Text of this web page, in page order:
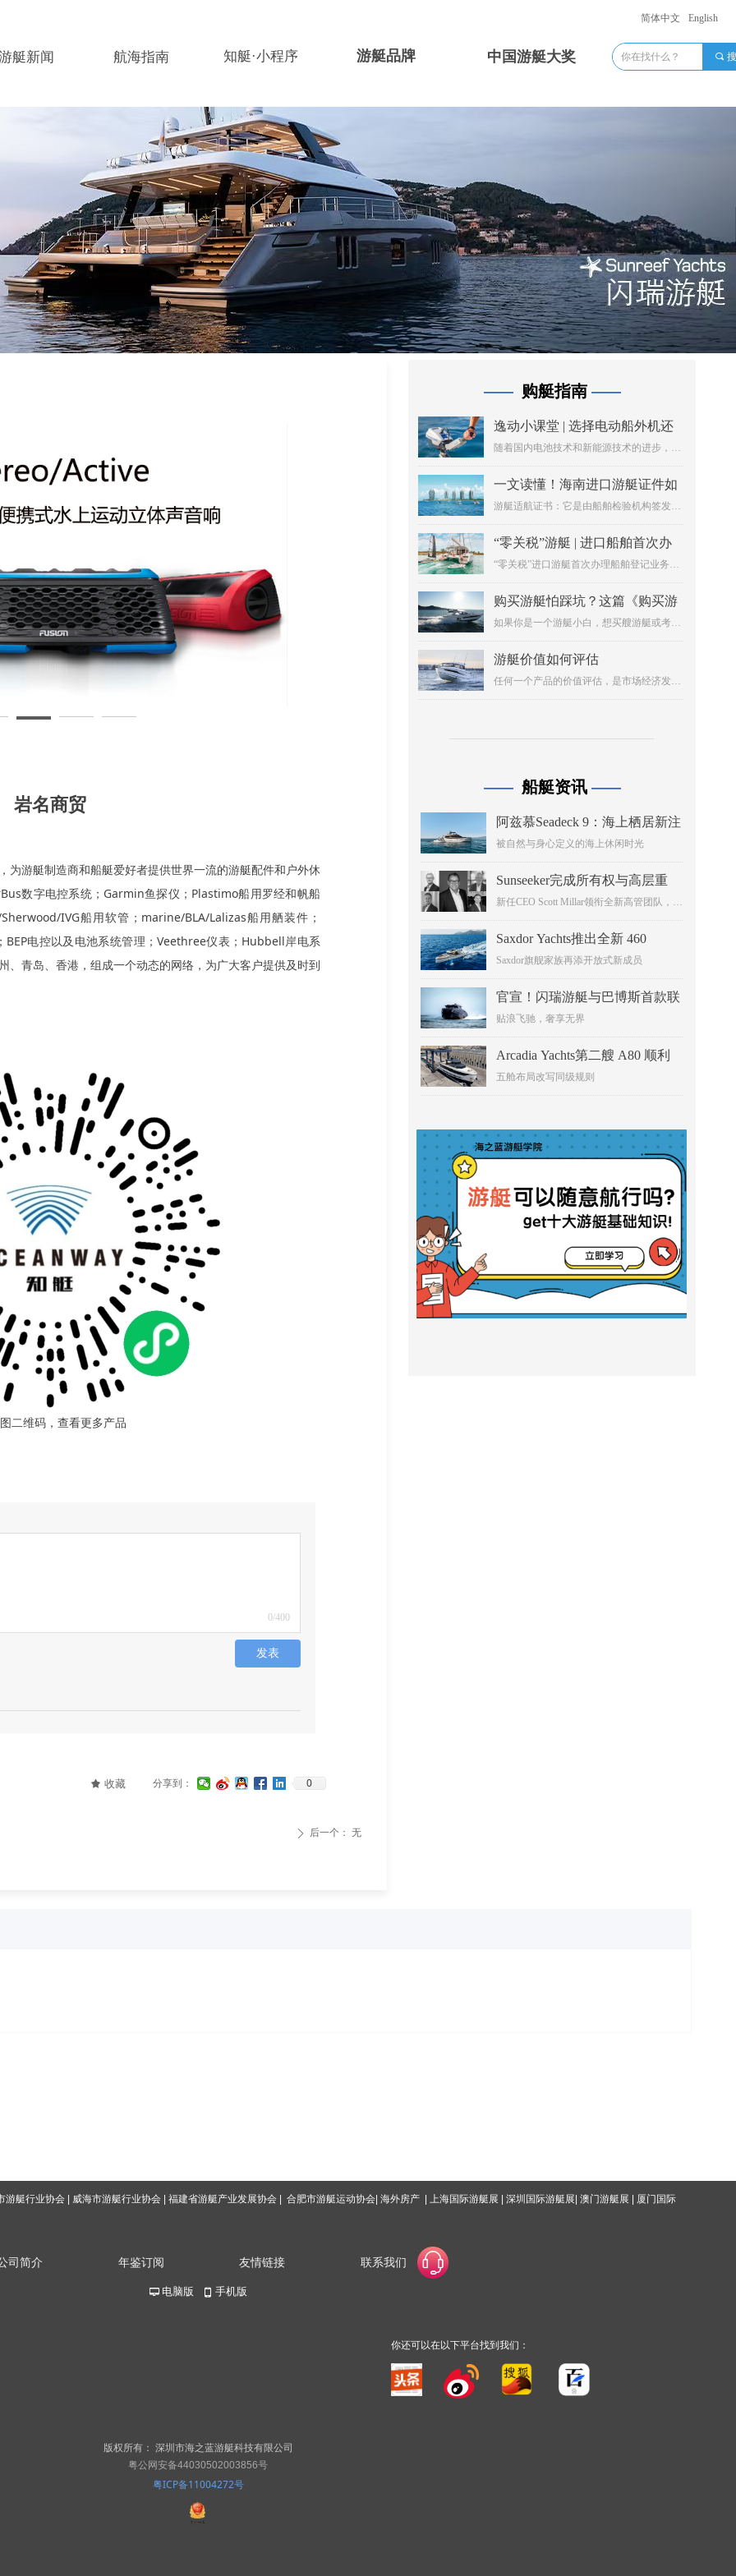
艇新闻 航海指南 끠
知艇·小程序 中国游艇大奖
游艇品牌
简体中文 English
岩名商贸
끄 收藏
ꄲ 后一个： 无
为游艇制造商和船艇爱好者提供世界一流的游艇配件和户外休
数字电控系统；Garmin鱼探仪；Plastimo船用罗经和帆船
IVG船用软管；marine/BLA/Lalizas船用舾装件；
电控以及电池系统管理；Veethree仪表；Hubbell岸电系
、青岛、香港，组成一个动态的网络，为广大客户提供及时到
二维码，查看更多产品
分享到： 0
0/400
发表
逸动小课堂 | 选择电动船外机还
是燃油船外机？
随着国内电池技术和新能源技术的进步，电
验优势抢占了部分燃油船外机市场。那么，
究竟是选择电动船外机还是燃油船外机，这
一定是很多个人用户、船厂、景区、政府水
务部门在为船只选择动力推进系统时都要面
临的问题。
一文读懂！海南进口游艇证件如
何办理？
游艇适航证书：它是由船舶检验机构签发
适合在一定水域内航行的证书。
“零关税”游艇 | 进口船舶首次办
理登记业务流程图
“零关税”进口游艇首次办理船舶登记业务流
购买游艇怕踩坑？这篇《购买游
艇指南及注意事项》值得收藏
如果你是一个游艇小白，想买艘游艇或考个
掉进各种坑里。别着急，今天小编特意为您
整理了《购买游艇指南及注意事项》，相信
一定会让你受益匪浅！
游艇价值如何评估
任何一个产品的价值评估，是市场经济发展
发展有着极为重要的推进作用。
—— 购艇指南 ——
—— 船艇资讯 ——
阿兹慕Seadeck 9：海上栖居新注
解
被自然与身心定义的海上休闲时光
Sunseeker完成所有权与高层重
组，加速推进豪华游艇业务转型
新任CEO Scott Millar领衔全新高管团队，剑
Saxdor Yachts推出全新 460
GTS，将于 2026 年戛纳游艇节
全球首发
Saxdor旗舰家族再添开放式新成员
官宣！闪瑞游艇与巴博斯首款联
名之作BRABUS ULTIMA 55正
式揭晓
贴浪飞驰，奢享无界
Arcadia Yachts第二艘 A80 顺利
下水，续写二十四米传奇
五舱布局改写同级规则
版权所有： 深圳市海之蓝游艇科技有限公司
司简介 年鉴订阅 友情链接 联系我们
粤公网安备44030502003856号
粤ICP备11004272号
游艇行业协会 威海市游艇行业协会 福建省游艇产业发展协会 合肥市游艇运动协会 海外房产 上海国际游艇展 深圳国际游艇展 澳门游艇展 厦门国际
넡 电脑版 넓 手机版
你还可以在以下平台找到我们：